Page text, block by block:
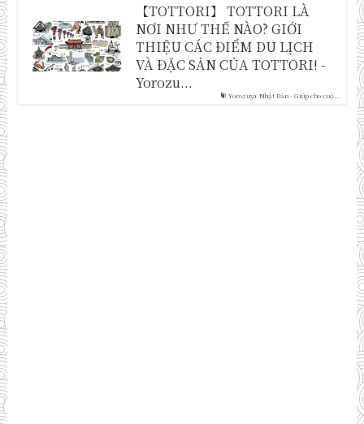
Yorozuya Nhật Bản - Giúp cho cuộ...
【TOTTORI】 TOTTORI LÀ
NƠI NHƯ THẾ NÀO? GIỚI
THIỆU CÁC ĐIỂM DU LỊCH
VÀ ĐẶC SẢN CỦA TOTTORI! -
Yorozu...